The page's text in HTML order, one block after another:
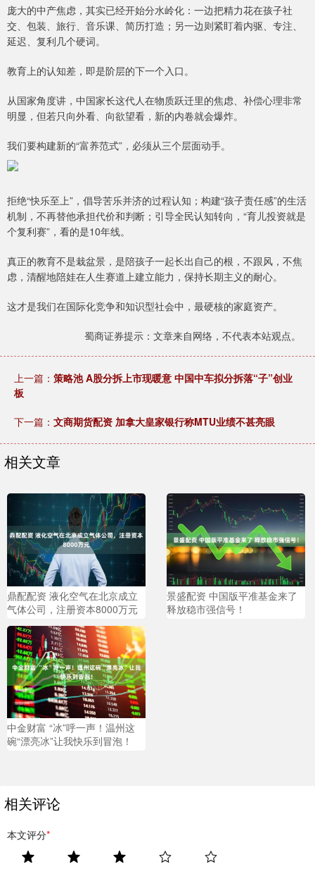
庞大的中产焦虑，其实已经开始分水岭化：一边把精力花在孩子社
交、包装、旅行、音乐课、简历打造；另一边则紧盯着内驱、专注、
延迟、复利几个硬词。
教育上的认知差，即是阶层的下一个入口。
从国家角度讲，中国家长这代人在物质跃迁里的焦虑、补偿心理非常
明显，但若只向外看、向欲望看，新的内卷就会爆炸。
我们要构建新的“富养范式”，必须从三个层面动手。
拒绝“快乐至上”，倡导苦乐并济的过程认知；构建“孩子责任感”的生活
机制，不再替他承担代价和判断；引导全民认知转向，“育儿投资就是
个复利赛”，看的是10年线。
真正的教育不是栽盆景，是陪孩子一起长出自己的根，不跟风，不焦
虑，清醒地陪娃在人生赛道上建立能力，保持长期主义的耐心。
这才是我们在国际化竞争和知识型社会中，最硬核的家庭资产。
蜀商证券提示：文章来自网络，不代表本站观点。
上一篇： 策略池 A股分拆上市现暖意 中国中车拟分拆落“子”创业
板
下一篇： 文商期货配资 加拿大皇家银行称MTU业绩不甚亮眼
相关文章
鼎配配资 液化空气在北京成立
气体公司，注册资本8000万元
景盛配资 中国版平准基金来了
释放稳市强信号！
中金财富 “冰”呼一声！温州这
碗“漂亮冰”让我快乐到冒泡！
相关评论
本文评分*